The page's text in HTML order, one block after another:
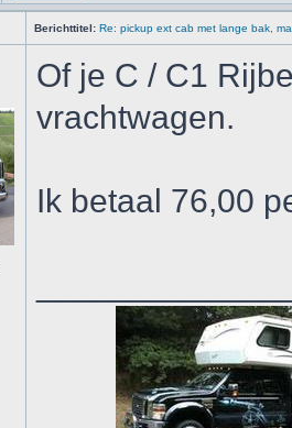
Berichttitel: Re: pickup ext cab met lange bak,
Of je C / C1
vrachtwagen.
Ik betaal 76,00